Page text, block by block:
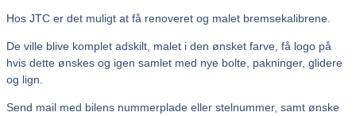
Hos JTC er det muligt at få renoveret og malet bremsekalibrene.
De ville blive komplet adskilt, malet i den ønsket farve, få logo på
hvis dette ønskes og igen samlet med nye bolte, pakninger, glidere
og lign.
Send mail med bilens nummerplade eller stelnummer, samt ønske